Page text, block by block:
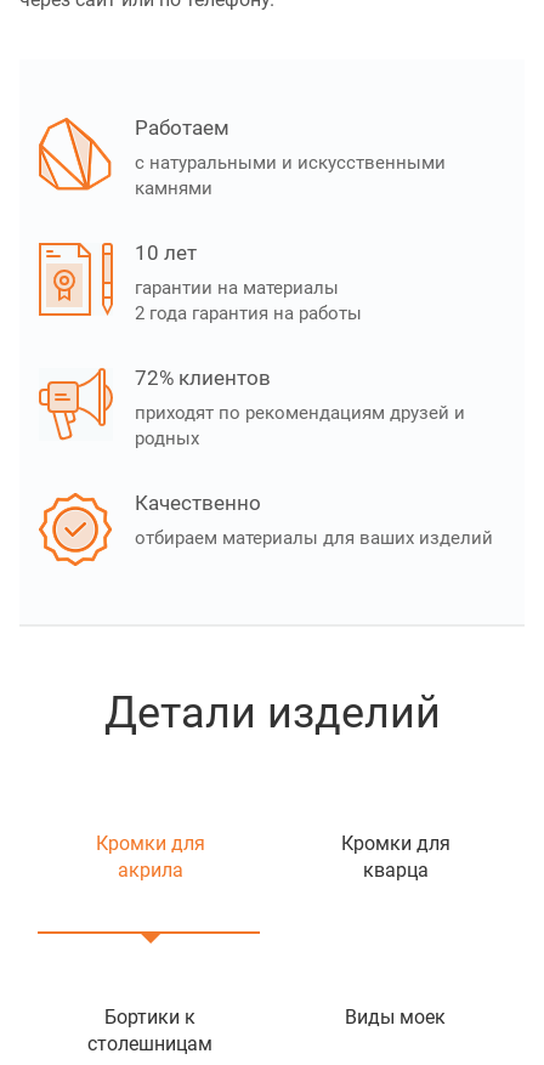
Работаем
с натуральными и искусственными
камнями
10 лет
гарантии на материалы
2 года гарантия на работы
72% клиентов
приходят по рекомендациям друзей и
родных
Качественно
отбираем материалы для ваших изделий
Детали изделий
Кромки для
акрила
Кромки для
кварца
Бортики к
столешницам
Виды моек